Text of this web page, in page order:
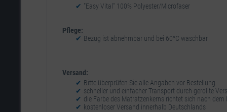
"Easy Vital" 100% Polyester/Microfaser
Pflege:
Bezug ist abnehmbar und bei 60°C waschbar
Versand:
Bitte überprüfen Sie alle Angaben vor Bestellung
schneller und einfacher Transport durch gerollte
die Farbe des Matratzenkerns richtet sich nach
kostenloser Versand innerhalb Deutschlands